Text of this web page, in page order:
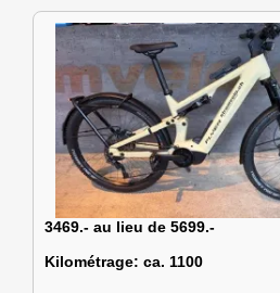
3469.- au lieu de 5699.-
Kilométrage: ca. 1100